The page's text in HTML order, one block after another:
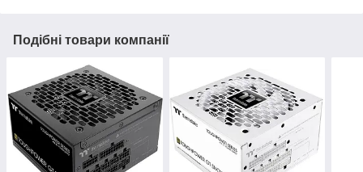
Подібні товари компанії